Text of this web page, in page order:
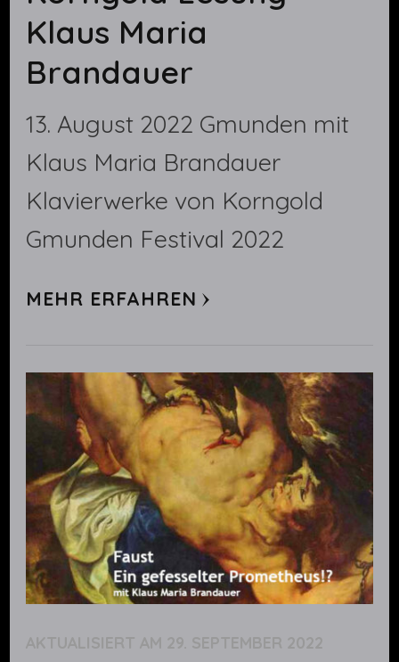
Klaus Maria
Brandauer
13. August 2022 Gmunden mit
Klaus Maria Brandauer
Klavierwerke von Korngold
Gmunden Festival 2022
MEHR ERFAHREN
AKTUALISIERT AM 29. SEPTEMBER 2022